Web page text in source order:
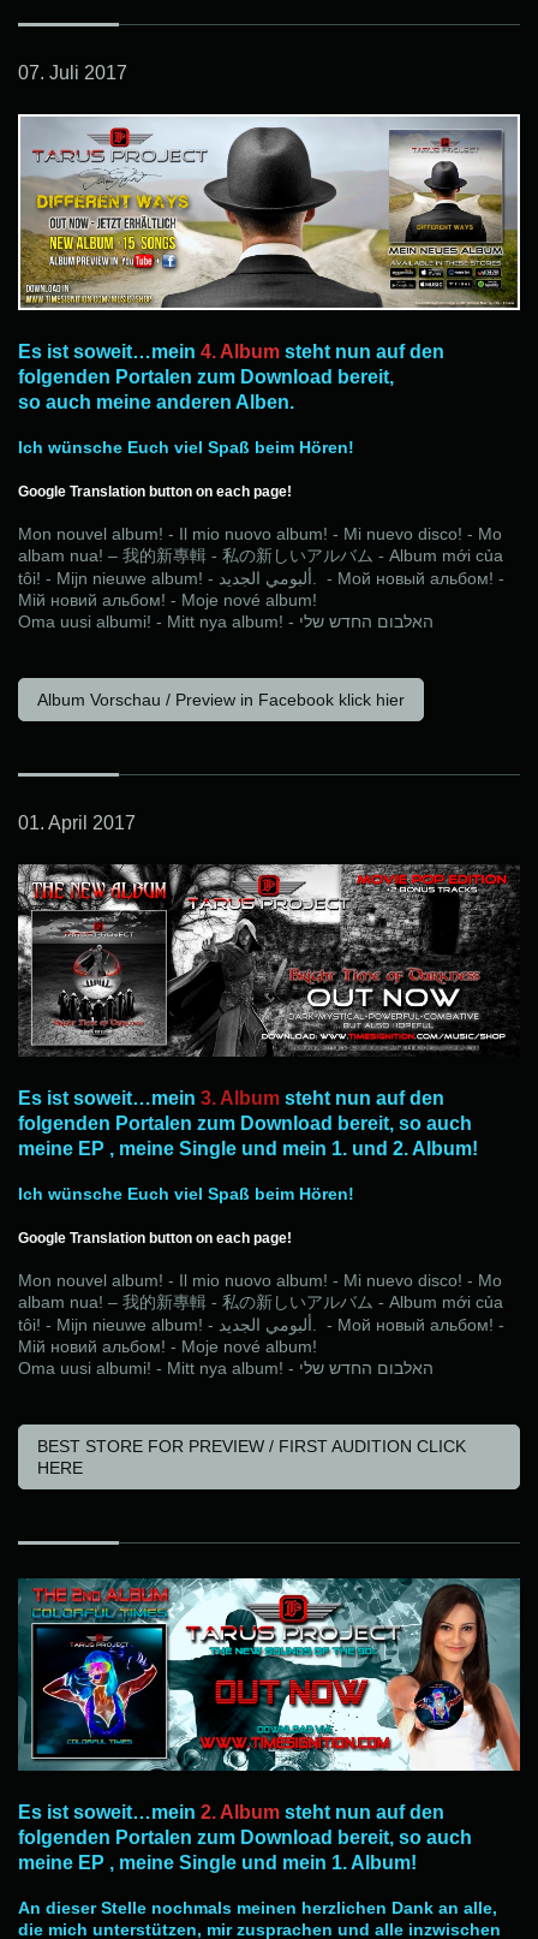
07. Juli 2017
Es ist soweit…mein 4. Album steht nun auf den
folgenden Portalen zum Download bereit,
so auch meine anderen Alben.
Ich wünsche Euch viel Spaß beim Hören!
Google Translation button on each page!
Mon nouvel album! - Il mio nuovo album! - Mi nuevo disco! - Mo
albam nua! – 我的新專輯 - 私の新 しいアルバ ム - Album mới của
tôi! - Mijn nieuwe album! -
ألبومي الجديد
. - Мой новый альбом! -
Мій новий альбом! - Moje nové album!
Oma uusi albumi! - Mitt nya album! -
האלבום החדש שלי
Album Vorschau / Preview in Facebook klick hier
01. April 2017
Es ist soweit…mein 3. Album steht nun auf den
folgenden Portalen zum Download bereit, so auch
meine EP , meine Single und mein 1. und 2. Album!
Ich wünsche Euch viel Spaß beim Hören!
Google Translation button on each page!
Mon nouvel album! - Il mio nuovo album! - Mi nuevo disco! - Mo
albam nua! – 我的新專輯 - 私の新 しいアルバム - Album mới của
tôi! - Mijn nieuwe album! -
ألبومي الجديد
. - Мой новый альбом! -
Мій новий альбом! - Moje nové album!
Oma uusi albumi! - Mitt nya album! -
האלבום החדש שלי
BEST STORE FOR PREVIEW / FIRST AUDITION CLICK
HERE
Es ist soweit…mein 2. Album steht nun auf den
folgenden Portalen zum Download bereit, so auch
meine EP , meine Single und mein 1. Album!
An dieser Stelle nochmals meinen herzlichen Dank an alle,
die mich unterstützen, mir zusprachen und alle inzwischen